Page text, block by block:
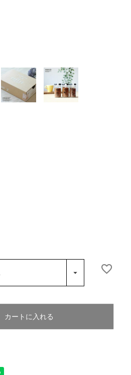
カートに入れる